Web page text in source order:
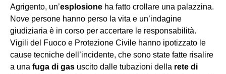
Agrigento, un’esplosione ha fatto crollare una palazzina.
Nove persone hanno perso la vita e un’indagine
giudiziaria è in corso per accertare le responsabilità.
Vigili del Fuoco e Protezione Civile hanno ipotizzato le
cause tecniche dell’incidente, che sono state fatte risalire
a una fuga di gas uscito dalle tubazioni della rete di